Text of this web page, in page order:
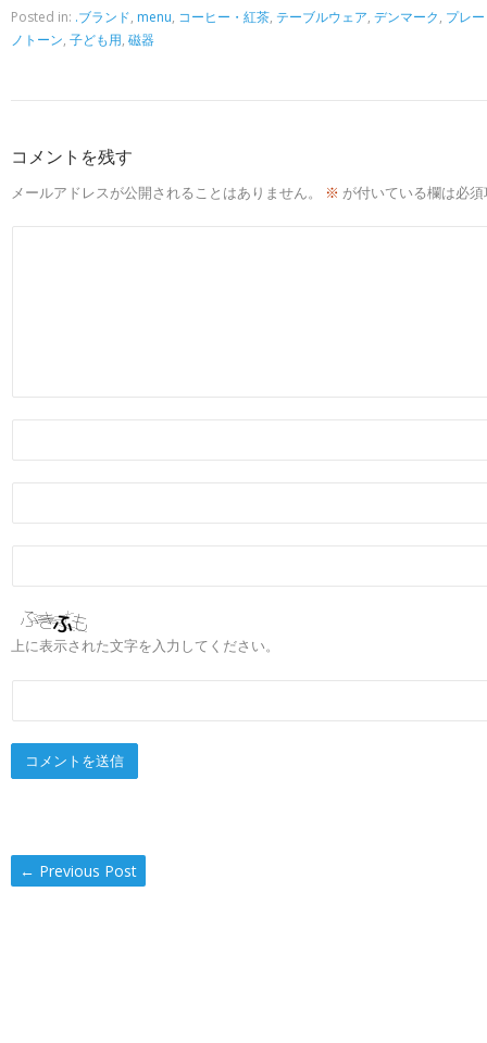
Posted in: .ブランド, menu, コーヒー・紅茶, テーブルウェア, デンマーク, プレ
ノトーン, 子ども用, 磁器
コメントを残す
メールアドレスが公開されることはありません。
※ が付いている欄は必
上に表示された文字を入力してください。
← Previous Post